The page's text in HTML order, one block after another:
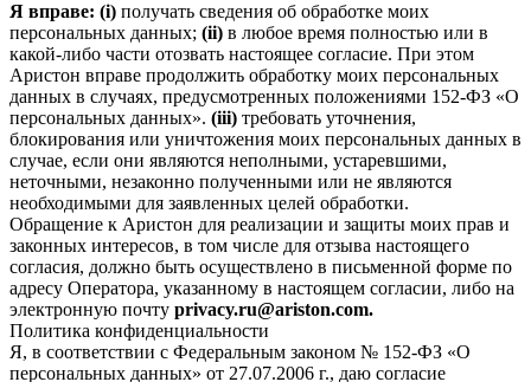
Я вправе: (i) получать сведения об обработке моих
персональных данных; (ii) в любое время полностью или в
какой-либо части отозвать настоящее согласие. При этом
Аристон вправе продолжить обработку моих персональных
данных в случаях, предусмотренных положениями 152-ФЗ «О
персональных данных». (iii) требовать уточнения,
блокирования или уничтожения моих персональных данных в
случае, если они являются неполными, устаревшими,
неточными, незаконно полученными или не являются
необходимыми для заявленных целей обработки.
Обращение к Аристон для реализации и защиты моих прав и
законных интересов, в том числе для отзыва настоящего
согласия, должно быть осуществлено в письменной форме по
адресу Оператора, указанному в настоящем согласии, либо на
электронную почту privacy.ru@ariston.com.
Политика конфиденциальности
Я, в соответствии с Федеральным законом № 152-ФЗ «О
персональных данных» от 27.07.2006 г., даю согласие